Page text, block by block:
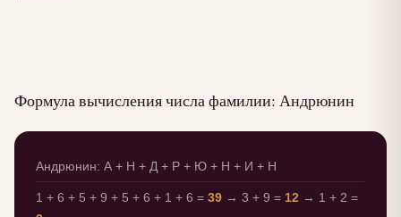
Формула вычисления числа фамилии: Андрюнин
Андрюнин: А + Н + Д + Р + Ю + Н + И + Н
1 + 6 + 5 + 9 + 5 + 6 + 1 + 6 = 39 → 3 + 9 = 12 → 1 + 2 =